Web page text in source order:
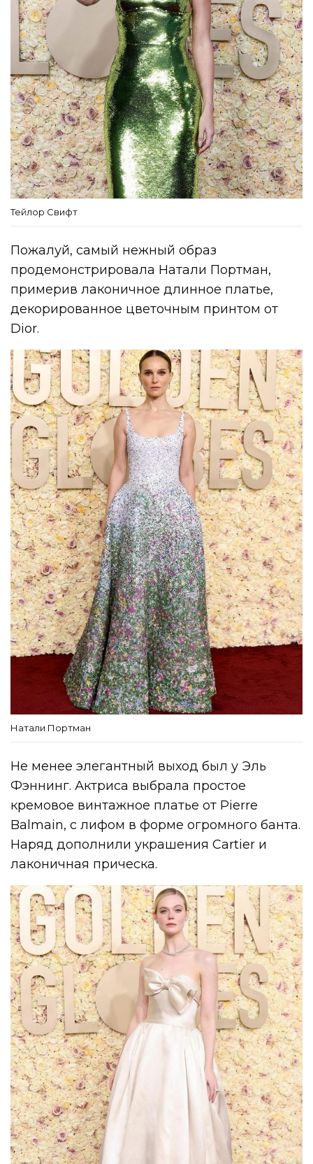
Тейлор Свифт
Пожалуй, самый нежный образ
продемонстрировала Натали Портман,
примерив лаконичное длинное платье,
декорированное цветочным принтом от
Dior.
Натали Портман
Не менее элегантный выход был у Эль
Фэннинг. Актриса выбрала простое
кремовое винтажное платье от Pierre
Balmain, с лифом в форме огромного банта.
Наряд дополнили украшения Cartier и
лаконичная прическа.